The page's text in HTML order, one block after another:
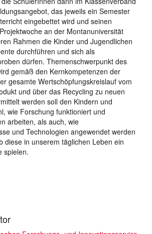
das jeweils ein Semester
eingebettet wird und seinen
an der Montanuniversität
Rahmen die Kinder und Jugendlichen
durchführen und sich als
dürfen. Themenschwerpunkt des
gemäß den Kernkompetenzen der
gesamte Wertschöpfungskreislauf vom
und über das Recycling zu neuen
werden soll den Kindern und
wie Forschung funktioniert und
arbeiten, als auch, wie
und Technologien angewendet werden
diese in unserem täglichen Leben ein
spielen.